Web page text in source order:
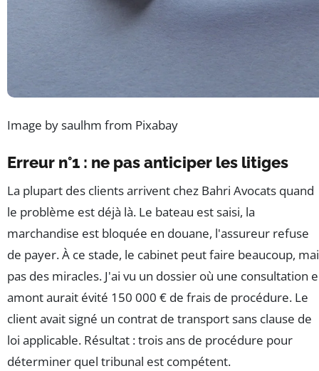
Image by saulhm from Pixabay
Erreur n°1 : ne pas anticiper les litiges
La plupart des clients arrivent chez Bahri Avocats quand
le problème est déjà là. Le bateau est saisi, la
marchandise est bloquée en douane, l'assureur refuse
de payer. À ce stade, le cabinet peut faire beaucoup,
pas des miracles. J'ai vu un dossier où une consultation
amont aurait évité 150 000 € de frais de procédure. Le
client avait signé un contrat de transport sans clause de
loi applicable. Résultat : trois ans de procédure pour
déterminer quel tribunal est compétent.